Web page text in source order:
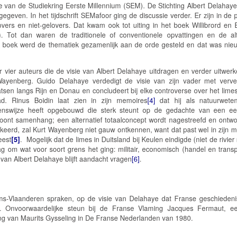
van de Studiekring Eerste Millennium (SEM). DeStichting Albert Delahaye
In het tijdschrift SEMafoorging de discussie verder. Er zijn in de
en niet-gelovers. Dat kwam ook tot uiting in het boekWillibrord en
Tot dan waren de traditionele of conventionele opvattingen en de
werd de thematiek gezamenlijk aan de orde gesteld en dat was
auteurs die de visie van Albert Delahaye uitdragen en verder
Guido Delahaye verdedigt de visie van zijn vader met
langs Rijn en Donau en concludeert bij elke controverse over het
Rinus Boidin laat zien in zijn memoires[4] dat hij als
heeft opgebouwd die sterk steunt op de gedachte van een
samenhang; een alternatief totaalconcept wordt nagestreefd en
zal Kurt Wayenberg niet gauw ontkennen, want dat past wel in zijn
[5]. Mogelijk dat de limesin Duitsland bij Keulen eindigde (niet de rivier
om wat voor soort grens het ging: militair, economisch (handel en
Albert Delahaye blijft aandacht vragen[6].
Vlaanderen spraken, op de visie van Delahaye dat Franse
steun bij de Franse Vlaming Jacques Fermaut,
van Maurits Gysseling in De Franse Nederlanden van 1980.